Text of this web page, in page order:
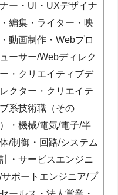
ー・UI・UXデザイナ
編集・ライター・映
動画制作・Webプロ
ーサー/Webディレク
・クリエイティブデ
クター・クリエイテ
系技術職（その
・機械/電気/電子/半
/制御・回路/システム
・サービスエンジニ
サポートエンジニア/プ